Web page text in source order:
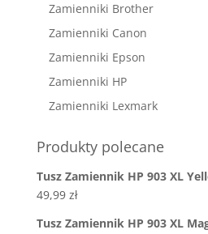
Zamienniki Brother
Zamienniki Canon
Zamienniki Epson
Zamienniki HP
Zamienniki Lexmark
Produkty polecane
Tusz Zamiennik HP 903 XL
49,99 zł
Tusz Zamiennik HP 903 XL